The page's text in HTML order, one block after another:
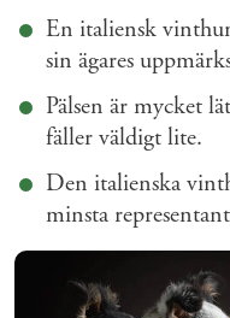
En italiensk
sin ägares
Pälsen är mycket
fäller väldigt lite.
Den italienska
minsta